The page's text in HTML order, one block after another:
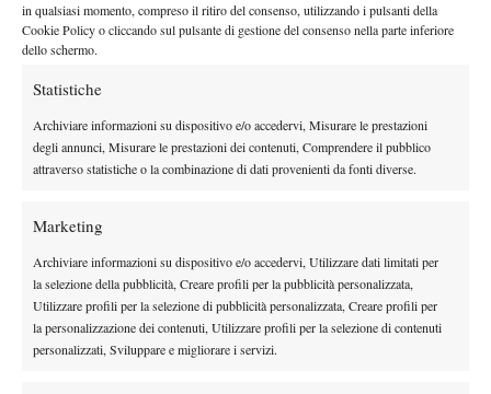
in qualsiasi momento, compreso il ritiro del consenso, utilizzando i pulsanti della
Cookie Policy o cliccando sul pulsante di gestione del consenso nella parte inferiore
dello schermo.
Statistiche
Archiviare informazioni su dispositivo e/o accedervi, Misurare le prestazioni
degli annunci, Misurare le prestazioni dei contenuti, Comprendere il pubblico
attraverso statistiche o la combinazione di dati provenienti da fonti diverse.
Marketing
Archiviare informazioni su dispositivo e/o accedervi, Utilizzare dati limitati per
la selezione della pubblicità, Creare profili per la pubblicità personalizzata,
Utilizzare profili per la selezione di pubblicità personalizzata, Creare profili per
la personalizzazione dei contenuti, Utilizzare profili per la selezione di contenuti
personalizzati, Sviluppare e migliorare i servizi.
Nessun commento
Devi essere
DI TENDENZA
News
News
Masters 1000 Montreal 2026: Darderi
ottiene il secondo quarto di finale 1000
consecutivo